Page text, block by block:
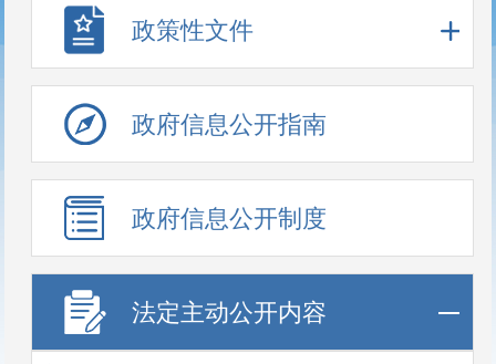
政策性文件
政府信息公开指南
政府信息公开制度
法定主动公开内容